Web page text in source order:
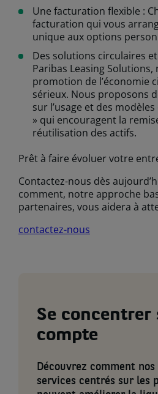
Une facturation flexible :
facturation qui vous
unique aux options
Des solutions circulaires
Paribas Leasing
promotion de l’économie
sérieux. Nous proposons
sur l’usage et des
» qui encouragent la
réutilisation des actifs.
Prêt à faire évoluer votre
Contactez-nous dès
comment, notre approche
partenaires, vous aidera à
contactez-nous
Se concentrer
compte
Découvrez comment
services centrés sur les